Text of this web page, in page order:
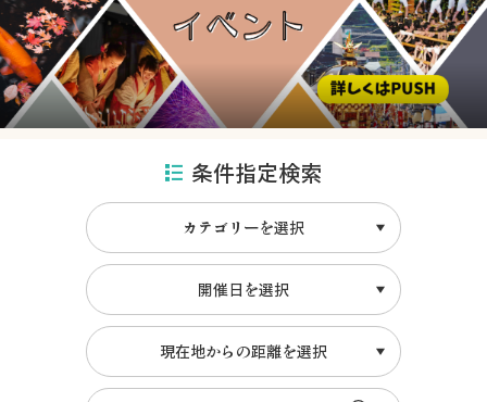
条件指定検索
カテゴリーを選択
開催日を選択
現在地からの距離を選択